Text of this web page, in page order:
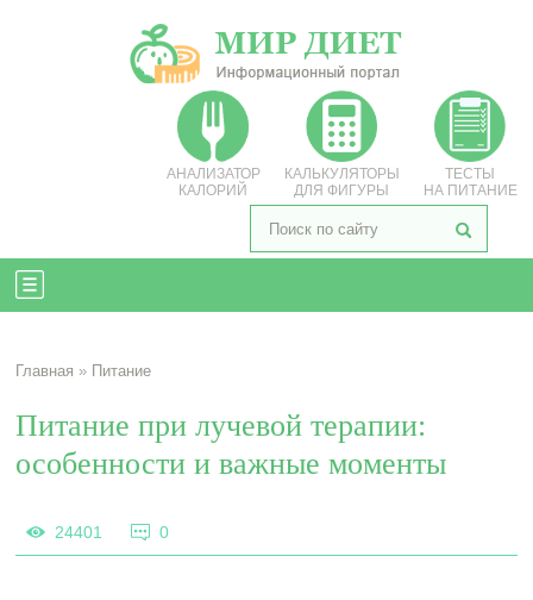
АНАЛИЗАТОР
КАЛОРИЙ
КАЛЬКУЛЯТОРЫ
ДЛЯ ФИГУРЫ
ТЕСТЫ
НА ПИТАНИЕ
Главная » Питание
Питание при лучевой терапии:
особенности и важные моменты
24401 0